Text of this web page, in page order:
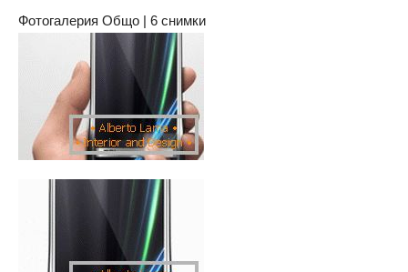
Фотогалерия Общо | 6 снимки